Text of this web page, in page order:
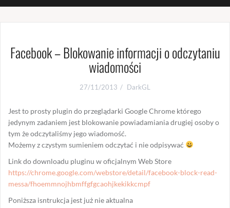
Facebook – Blokowanie informacji o odczytaniu
wiadomości
27/11/2013 DarkGL
Jest to prosty plugin do przeglądarki Google Chrome którego
jedynym zadaniem jest blokowanie powiadamiania drugiej osoby o
tym że odczytaliśmy jego wiadomość.
Możemy z czystym sumieniem odczytać i nie odpisywać
Link do downloadu pluginu w oficjalnym Web Store
https://chrome.google.com/webstore/detail/facebook-block-read-
messa/fhoemmnojhbmffgfgcaohjkekikkcmpf
Poniższa isntrukcja jest już nie aktualna